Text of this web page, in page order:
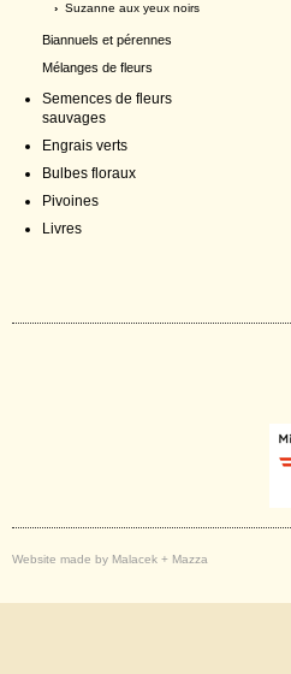
› Suzanne aux yeux noirs
Biannuels et pérennes
Mélanges de fleurs
Semences de fleurs
sauvages
Engrais verts
Bulbes floraux
Pivoines
Livres
Website made by Malacek + Mazza